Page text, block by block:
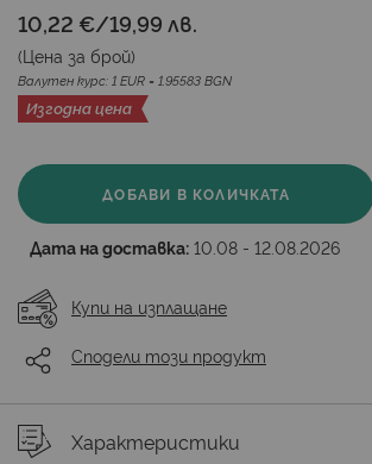
снимки
10,22 €/19,99 лв.
(Цена за брой)
Валутен курс: 1 EUR = 1.95583 BGN
Изгодна цена
ДОБАВИ В КОЛИЧКАТА
Дата на доставка: 10.08 - 12.08.2026
Купи на изплащане
Сподели този продукт
Характеристики